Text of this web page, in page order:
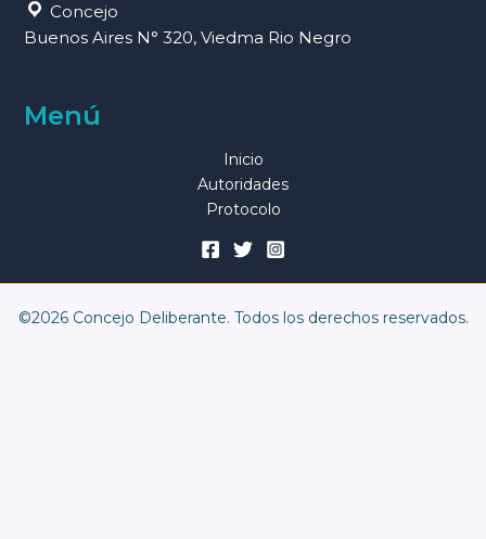
Concejo
Buenos Aires N° 320, Viedma Rio Negro
Menú
Inicio
Autoridades
Protocolo
©2026 Concejo Deliberante. Todos los derechos reservados.